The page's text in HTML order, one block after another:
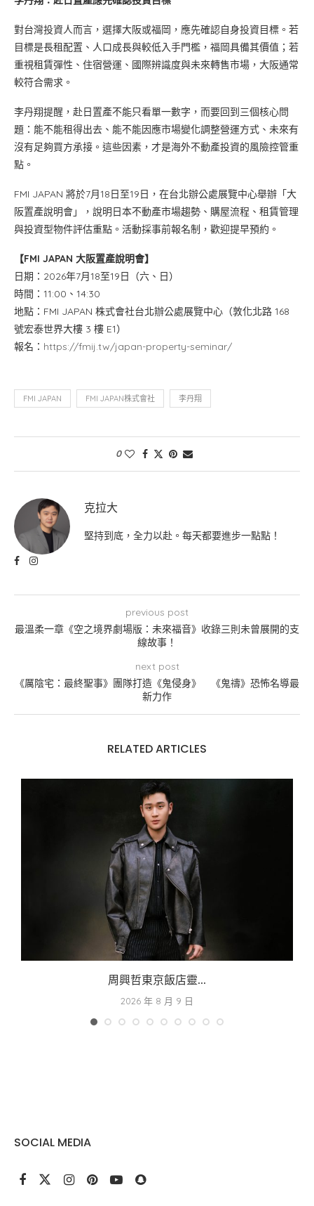
對台灣投資人而言，選擇大阪或福岡，應先確認自身投資目標。若
目標是長租配置、人口成長與較低入手門檻，福岡具備其價值；若
重視租賃彈性、住宿營運、國際辨識度與未來轉售市場，大阪通常
較符合需求。
李丹翔提醒，赴日置產不能只看單一數字，而要回到三個核心問
題：能不能租得出去、能不能因應市場變化調整營運方式、未來有
沒有足夠買方承接。這些因素，才是海外不動產投資的風險控管重
點。
FMI JAPAN 將於7月18日至19日，在台北辦公處展覽中心舉辦「大
阪置產說明會」，說明日本不動產市場趨勢、購屋流程、租賃管理
與投資型物件評估重點。活動採事前報名制，歡迎提早預約。
【FMI JAPAN 大阪置產說明會】
日期：2026年7月18至19日（六、日）
時間：11:00、14:30
地點：FMI JAPAN 株式會社台北辦公處展覽中心（敦化北路 168
號宏泰世界大樓 3 樓 E1）
報名： https://fmij.tw/japan-property-seminar/
FMI JAPAN FMI JAPAN株式會社 李丹翔
0
克拉大
堅持到底，全力以赴。每天都要進步一點點！
previous post
最溫柔一章《空之境界劇場版：未來福音》收錄三則未曾展開的支
線故事！
next post
《厲陰宅：最終聖事》團隊打造《鬼侵身》 《鬼禱》恐怖名導最
新力作
RELATED ARTICLES
周興哲東京飯店靈...
2026 年 8 月 9 日
SOCIAL MEDIA